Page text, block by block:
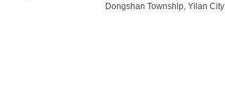
Dongshan Township, Yilan City